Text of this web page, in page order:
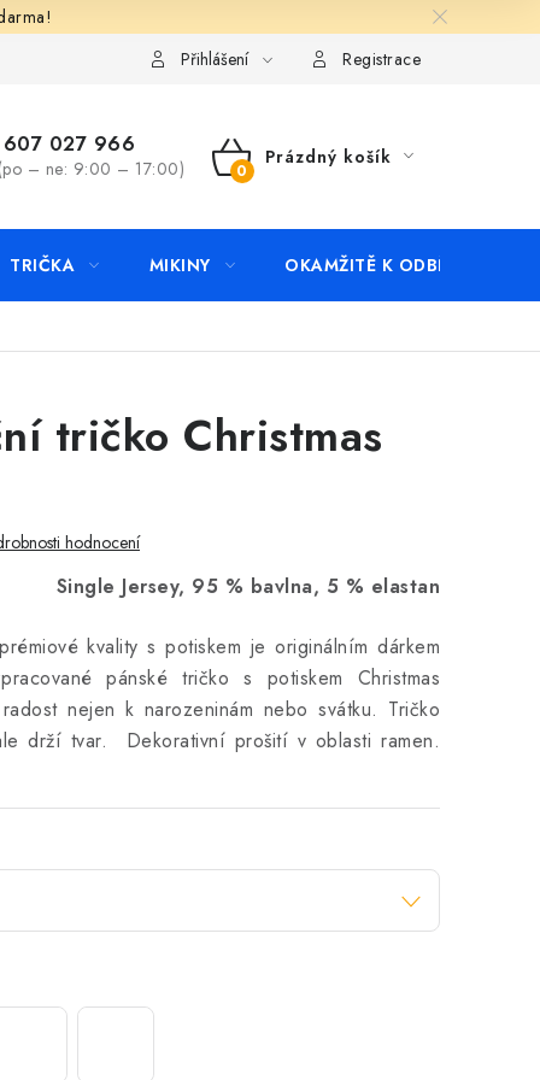
KontaktyPřihlášení Registrace
027 966
– ne: 9:00 – 17:00)
NÁKUPNÍ
Prázdný košík
TRIČKA MIKINY OKAMŽITĚ K ODBĚRU
tričko Christmas
hodnocení
Single Jersey, 95 % bavlna, 5 % elastan
kvality s potiskem je originálním dárkem
pánské tričko s potiskem Christmas
nejen k narozeninám nebo svátku. Tričko
drží tvar. Dekorativní prošití v oblasti ramen.